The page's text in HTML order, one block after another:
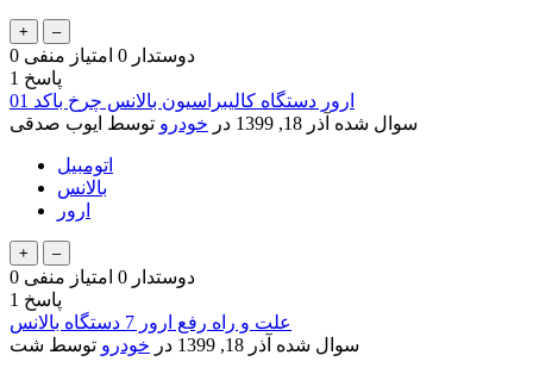
0 دوستدار 0 امتیاز منفی
1 پاسخ
ارور دستگاه کالیبراسیون بالانس چرخ باکد 01
سوال شده آذر 18, 1399 در خودرو توسط ایوب صدقی
اتومبیل
بالانس
ارور
0 دوستدار 0 امتیاز منفی
1 پاسخ
علت و راه رفع ارور 7 دستگاه بالانس
سوال شده آذر 18, 1399 در خودرو توسط شت